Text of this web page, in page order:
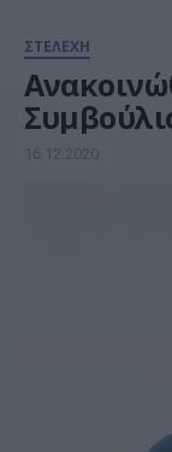
ΣΤΕΛΕΧΗ
16.12.2020